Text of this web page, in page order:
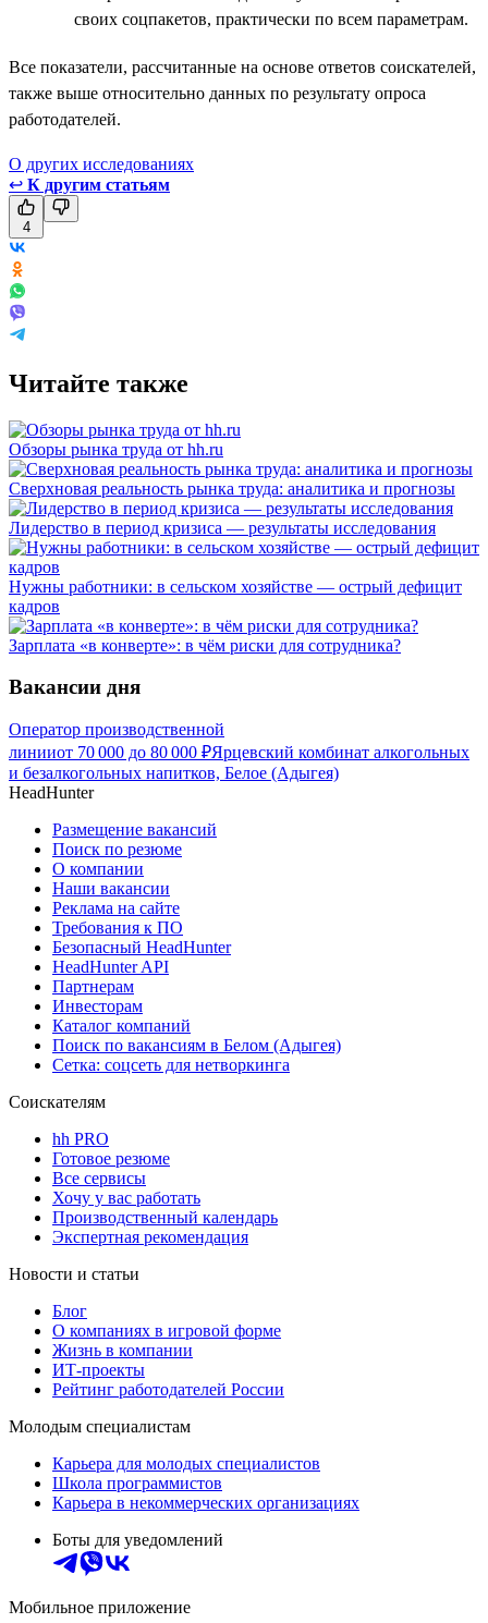
своих соцпакетов, практически по всем параметрам.
Все показатели, рассчитанные на основе ответов соискателей,
также выше относительно данных по результату опроса
работодателей.
О других исследованиях
↩ К другим статьям
4
Читайте также
Обзоры рынка труда от hh.ru
Сверхновая реальность рынка труда: аналитика и прогнозы
Лидерство в период кризиса — результаты исследования
Нужны работники: в сельском хозяйстве — острый дефицит
кадров
Зарплата «в конверте»: в чём риски для сотрудника?
Вакансии дня
Оператор производственной
линииот 70 000 до 80 000 ₽Ярцевский комбинат алкогольных
и безалкогольных напитков, Белое (Адыгея)
HeadHunter
Размещение вакансий
Поиск по резюме
О компании
Наши вакансии
Реклама на сайте
Требования к ПО
Безопасный HeadHunter
HeadHunter API
Партнерам
Инвесторам
Каталог компаний
Поиск по вакансиям в Белом (Адыгея)
Сетка: соцсеть для нетворкинга
Соискателям
hh PRO
Готовое резюме
Все сервисы
Хочу у вас работать
Производственный календарь
Экспертная рекомендация
Новости и статьи
Блог
О компаниях в игровой форме
Жизнь в компании
ИТ-проекты
Рейтинг работодателей России
Молодым специалистам
Карьера для молодых специалистов
Школа программистов
Карьера в некоммерческих организациях
Боты для уведомлений
Мобильное приложение